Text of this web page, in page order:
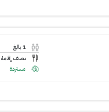
1 بالغ
نصف إقامة
مستردة